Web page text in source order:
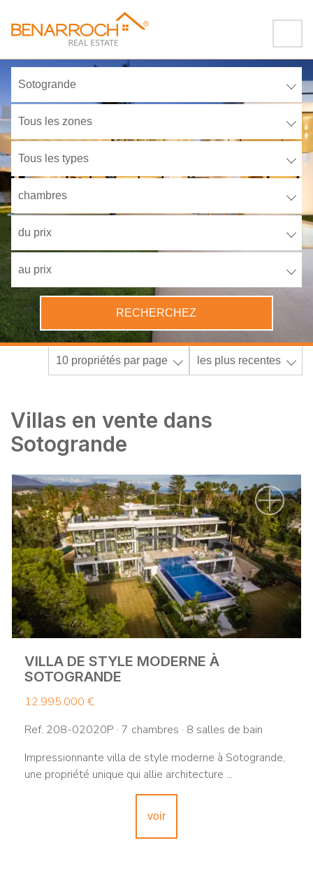
Sotogrande
Tous les zones
Tous les types
chambres
du prix
au prix
RECHERCHEZ
10 propriétés par page les plus recentes
Villas en vente dans
Sotogrande
VILLA DE STYLE MODERNE À
SOTOGRANDE
12.995.000 €
Ref. 208-02020P · 7 chambres · 8 salles de bain
Impressionnante villa de style moderne à Sotogrande,
une propriété unique qui allie architecture ...
voir